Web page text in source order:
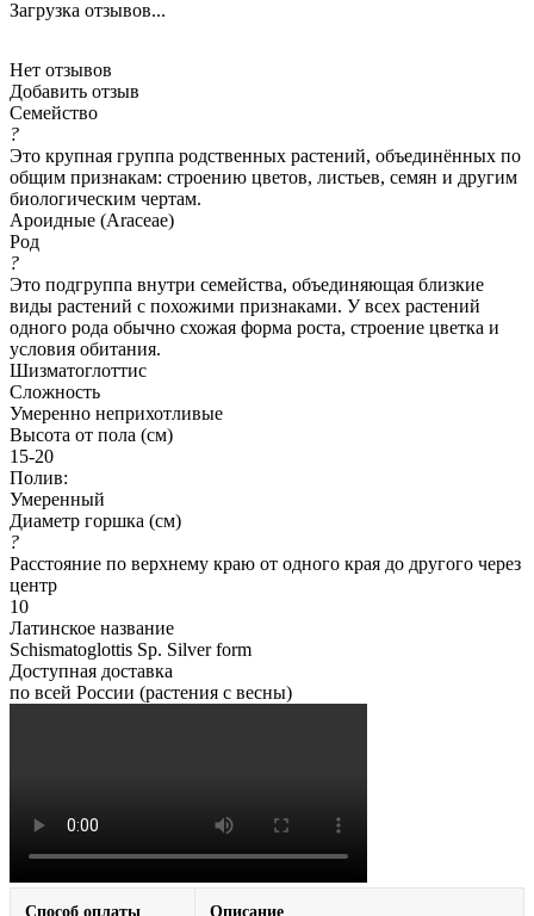
Загрузка отзывов...
Нет отзывов
Добавить отзыв
Семейство
?
Это крупная группа родственных растений, объединённых по
общим признакам: строению цветов, листьев, семян и другим
биологическим чертам.
Ароидные (Araceae)
Род
?
Это подгруппа внутри семейства, объединяющая близкие
виды растений с похожими признаками. У всех растений
одного рода обычно схожая форма роста, строение цветка и
условия обитания.
Шизматоглоттис
Сложность
Умеренно неприхотливые
Высота от пола (см)
15-20
Полив:
Умеренный
Диаметр горшка (см)
?
Расстояние по верхнему краю от одного края до другого через
центр
10
Латинское название
Schismatoglottis Sp. Silver form
Доступная доставка
по всей России (растения с весны)
Способ оплаты Описание